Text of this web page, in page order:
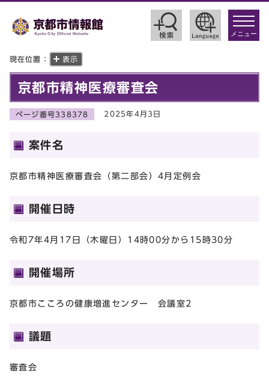
toggle
メニュー
現在位置： 表示
京都市精神医療審査会
ページ番号338378 2025年4月3日
案件名
京都市精神医療審査会（第二部会）4月定例会
開催日時
令和7年4月17日（木曜日）14時00分から15時30分
開催場所
京都市こころの健康増進センター 会議室2
議題
審査会